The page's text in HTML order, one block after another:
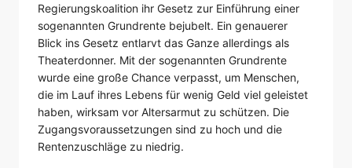
Regierungskoalition ihr Gesetz zur Einführung einer
sogenannten Grundrente bejubelt. Ein genauerer
Blick ins Gesetz entlarvt das Ganze allerdings als
Theaterdonner. Mit der sogenannten Grundrente
wurde eine große Chance verpasst, um Menschen,
die im Lauf ihres Lebens für wenig Geld viel geleistet
haben, wirksam vor Altersarmut zu schützen. Die
Zugangsvoraussetzungen sind zu hoch und die
Rentenzuschläge zu niedrig.